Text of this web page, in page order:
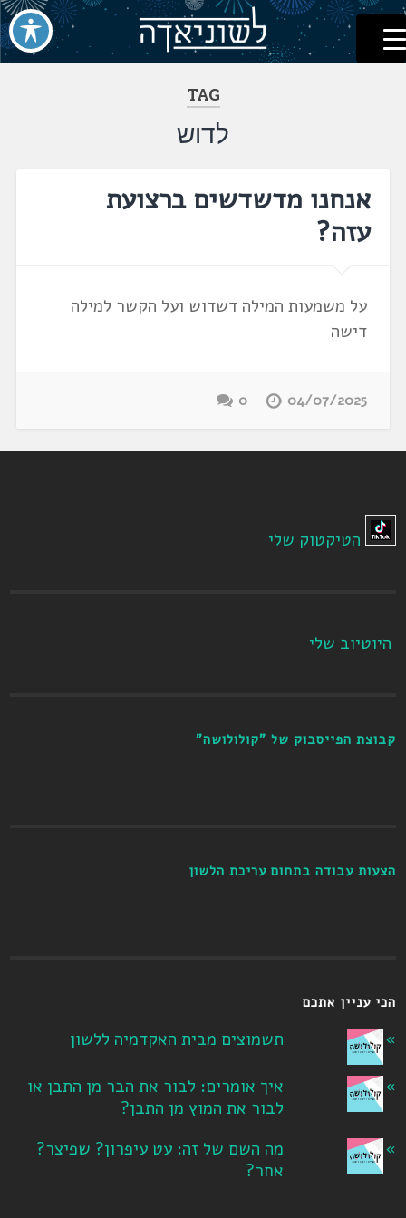
דלג
לתוכן
לשוניאדה
עברית. לשון. שפה
TAG
לדוש
אנחנו מדשדשים ברצועת
עזה?
על משמעות המילה דשדוש ועל הקשר למילה
דישה
04/07/2025
0
הטיקטוק שלי
היוטיוב שלי
קבוצת הפייסבוק של "קולולושה"
הצעות עבודה בתחום עריכת הלשון
הכי עניין אתכם
תשמוצים מבית האקדמיה ללשון
איך אומרים: לבור את הבר מן התבן או
לבור את המוץ מן התבן?
מה השם של זה: עט עיפרון? שפיצר?
אחר?